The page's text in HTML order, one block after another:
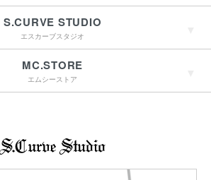
15:00までのご注文で
最短翌営業日配送
→詳しくはこちらへ
S.CURVE STUDIO
エスカーブスタジオ
MC.STORE
エムシーストア